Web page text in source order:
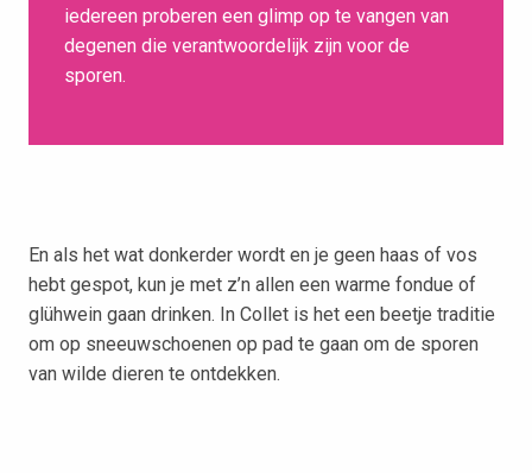
iedereen proberen een glimp op te vangen van
degenen die verantwoordelijk zijn voor de
sporen.
En als het wat donkerder wordt en je geen haas of vos
hebt gespot, kun je met z’n allen een warme fondue of
glühwein gaan drinken. In Collet is het een beetje traditie
om op sneeuwschoenen op pad te gaan om de sporen
van wilde dieren te ontdekken.